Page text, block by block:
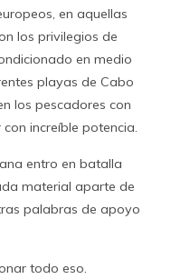
en aquellas
los privilegios de
en medio
playas de Cabo
los pescadores con
increíble potencia.
entro en batalla
material aparte de
palabras de apoyo
todo eso.